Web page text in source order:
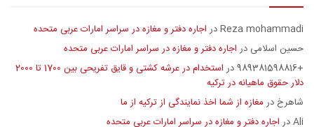
Reza mohammadiدر اجاره دفتر و مغازه در سراسر امارات عربی متحده
حسین اسلامی در اجاره دفتر و مغازه در سراسر امارات عربی متحده
+989381598816
در
استخدام در عرشه کشتی و قایق تفریحی بین 1700 تا 2000
دلار حقوق ماهیانه در ترکیه
شاهرخ در مغازه از شما اخذ نمایندگی از ترکیه از ما
Aliدر اجاره دفتر و مغازه در سراسر امارات عربی متحده